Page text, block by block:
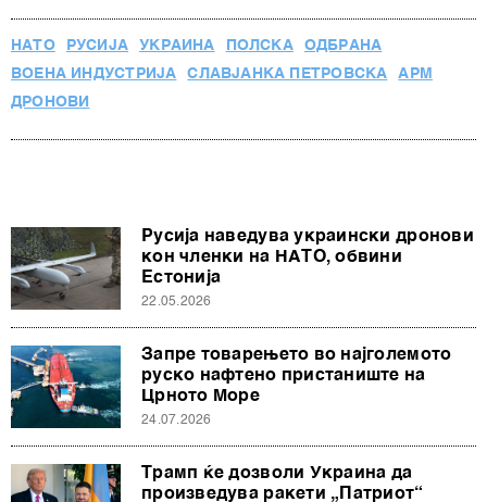
НАТО РУСИЈА УКРАИНА ПОЛСКА
ОДБРАНА
ВОЕНА ИНДУСТРИЈА
СЛАВЈАНКА ПЕТРОВСКА
АРМ
ДРОНОВИ
Русија наведува украински дронови
кон членки на НАТО, обвини
Естонија
22.05.2026
Запре товарењето во најголемото
руско нафтено пристаниште на
Црното Море
24.07.2026
Трамп ќе дозволи Украина да
произведува ракети „Патриот“